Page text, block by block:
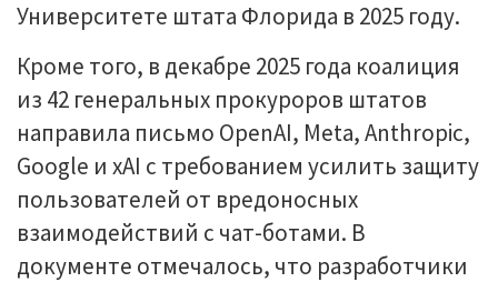
Университете штата Флорида в 2025 году.
Кроме того, в декабре 2025 года коалиция
из 42 генеральных прокуроров штатов
направила письмо OpenAI, Meta, Anthropic,
Google и xAI с требованием усилить защиту
пользователей от вредоносных
взаимодействий с чат-ботами. В
документе отмечалось, что разработчики